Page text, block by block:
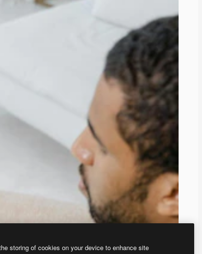
storing of cookies on your device to enhance site